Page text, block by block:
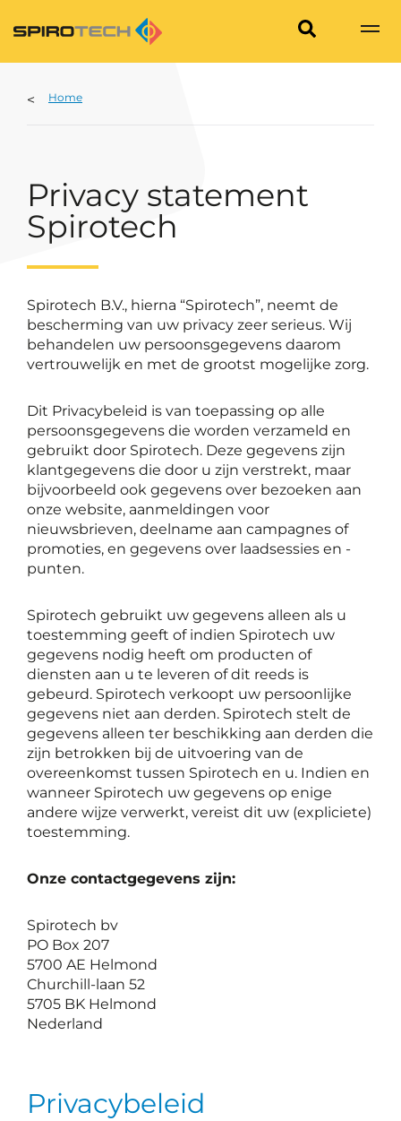
Home
Privacy statement
Spirotech
Spirotech B.V., hierna “Spirotech”, neemt de
bescherming van uw privacy zeer serieus. Wij
behandelen uw persoonsgegevens daarom
vertrouwelijk en met de grootst mogelijke zorg.
Dit Privacybeleid is van toepassing op alle
persoonsgegevens die worden verzameld en
gebruikt door Spirotech. Deze gegevens zijn
klantgegevens die door u zijn verstrekt, maar
bijvoorbeeld ook gegevens over bezoeken aan
onze website, aanmeldingen voor
nieuwsbrieven, deelname aan campagnes of
promoties, en gegevens over laadsessies en -
punten.
Spirotech gebruikt uw gegevens alleen als u
toestemming geeft of indien Spirotech uw
gegevens nodig heeft om producten of
diensten aan u te leveren of dit reeds is
gebeurd. Spirotech verkoopt uw persoonlijke
gegevens niet aan derden. Spirotech stelt de
gegevens alleen ter beschikking aan derden die
zijn betrokken bij de uitvoering van de
overeenkomst tussen Spirotech en u. Indien en
wanneer Spirotech uw gegevens op enige
andere wijze verwerkt, vereist dit uw (expliciete)
toestemming.
Onze contactgegevens zijn:
Spirotech bv
PO Box 207
5700 AE Helmond
Churchill-laan 52
5705 BK Helmond
Nederland
Privacybeleid